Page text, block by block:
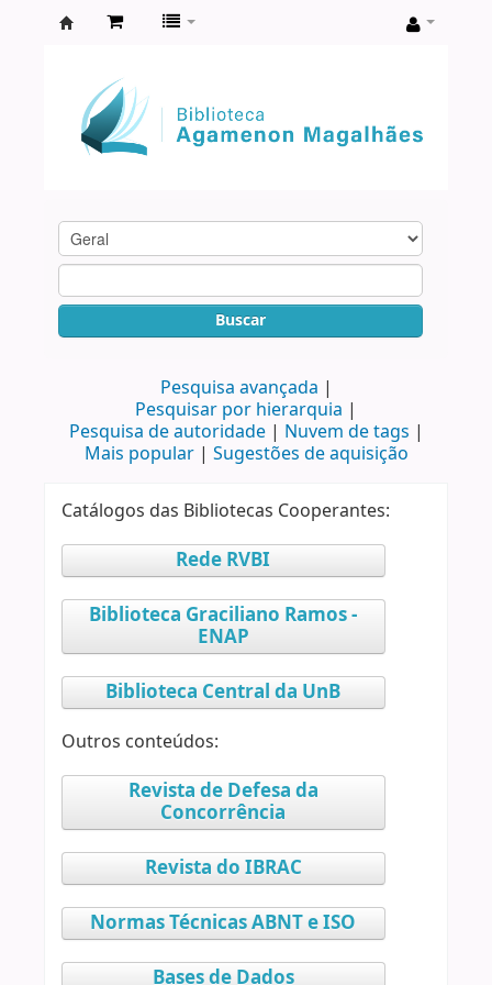
Agamenon
Magalhães
Buscar
Pesquisa avançada
Pesquisar por hierarquia
Pesquisa de autoridade
Nuvem de tags
Mais popular
Sugestões de aquisição
Catálogos das Bibliotecas Cooperantes:
Rede RVBI
Biblioteca Graciliano Ramos -
ENAP
Biblioteca Central da UnB
Outros conteúdos:
Revista de Defesa da
Concorrência
Revista do IBRAC
Normas Técnicas ABNT e ISO
Bases de Dados